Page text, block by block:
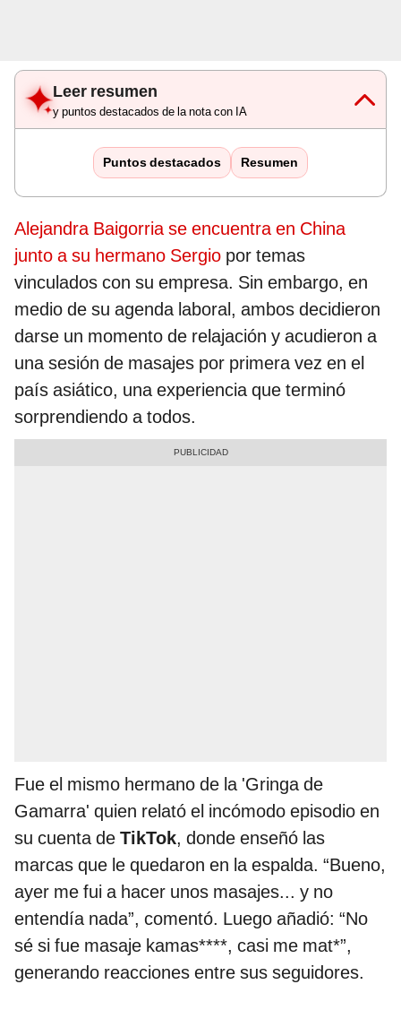
Leer resumen
y puntos destacados de la nota con IA
Puntos destacados Resumen
Alejandra Baigorria se encuentra en China
junto a su hermano Sergio por temas
vinculados con su empresa. Sin embargo, en
medio de su agenda laboral, ambos decidieron
darse un momento de relajación y acudieron a
una sesión de masajes por primera vez en el
país asiático, una experiencia que terminó
sorprendiendo a todos.
Fue el mismo hermano de la 'Gringa de
Gamarra' quien relató el incómodo episodio en
su cuenta de TikTok, donde enseñó las
marcas que le quedaron en la espalda. “Bueno,
ayer me fui a hacer unos masajes... y no
entendía nada”, comentó. Luego añadió: “No
sé si fue masaje kamas****, casi me mat*”,
generando reacciones entre sus seguidores.